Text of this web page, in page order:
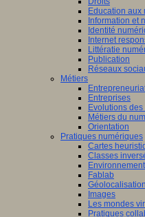
Education aux
Information et
Identité
Internet
Littératie
Publication
Réseaux
Métiers
Entreprises
Evolutions
Métiers du
Orientation
Pratiques numériques
Cartes
Classes
Fablab
Géolocalisation
Images
Les mondes
Pratiques